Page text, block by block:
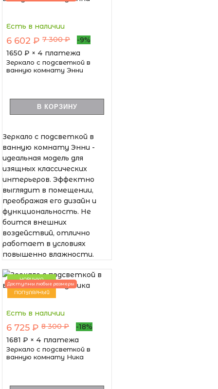
Есть в наличии
6 602 ₽ 7 300 ₽
-9%
1650 ₽ × 4 платежа
Зеркало с подсветкой в
ванную комнату Энни
В КОРЗИНУ
Зеркало с подсветкой в
ванную комнату Энни -
идеальная модель для
изящных классических
интерьеров. Эффектно
выглядит в помещении,
преображая его дизайн и
функциональность. Не
боится внешних
воздействий, отлично
работает в условиях
повышенно влажности.
НОВИНКА
ПОПУЛЯРНЫЙ
Доступны любые размеры
Есть в наличии
6 725 ₽ 8 300 ₽
-18%
1681 ₽ × 4 платежа
Зеркало с подсветкой в
ванную комнату Ника